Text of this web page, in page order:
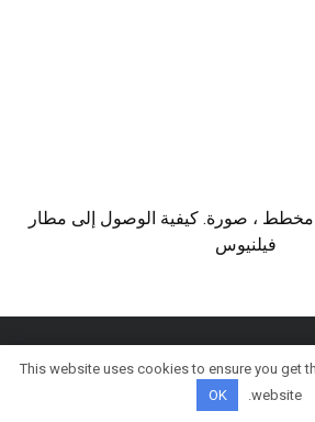
، صورة. كيفية الوصول إلى مطار
فيلنيوس
© كل الحقوق محفوظة
This website uses cookies to ensure you get
website.
OK